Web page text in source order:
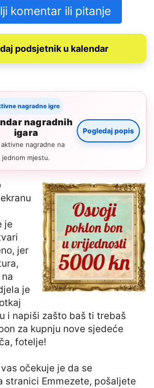
komentar ili pitanje
podsjetnik u kalendar
nagradne igre
nagradnih
igara
aktivne nagradne na
jednom mjestu.
Pogledaj popis
je
jer
je
i napiši zašto baš ti trebaš
za kupnju nove sjedeće
fotelje!
očekuje je da se
stranici Emmezete, pošaljete